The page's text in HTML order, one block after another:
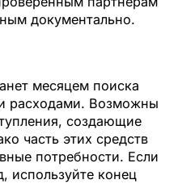
документально.
месяцем поиска
расходами. Возможны
создающие
часть этих средств
потребности. Если
используйте конец